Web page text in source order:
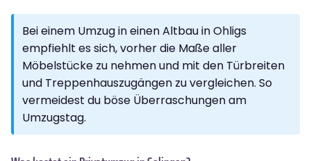
Bei einem Umzug in einen Altbau in Ohligs
empfiehlt es sich, vorher die Maße aller
Möbelstücke zu nehmen und mit den Türbreiten
und Treppenhauszugängen zu vergleichen. So
vermeidest du böse Überraschungen am
Umzugstag.